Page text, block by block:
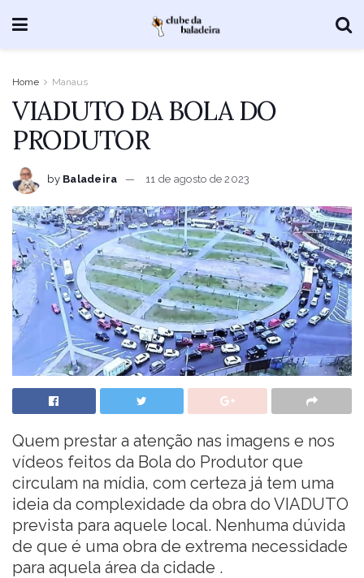
Home Manaus
VIADUTO DA BOLA DO
PRODUTOR
by Baladeira 11 de agosto de 2023
Quem prestar a atenção nas imagens e nos
vídeos feitos da Bola do Produtor que
circulam na mídia, com certeza já tem uma
ideia da complexidade da obra do VIADUTO
prevista para aquele local. Nenhuma dúvida
de que é uma obra de extrema necessidade
para aquela área da cidade .